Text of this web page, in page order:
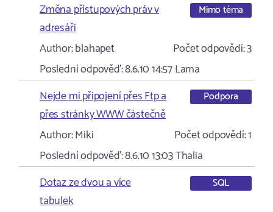
Změna přístupových práv v
adresáři
Mimo téma
Author:blahapet Počet odpovědí:3
Poslední odpověď:8.6.10 14:57Lama
Nejde mi připojení přes Ftp a
přes stránky WWW částečně
Podpora
Author:Miki Počet odpovědí:1
Poslední odpověď:8.6.10 13:03Thalia
Dotaz ze dvou a více
tabulek
SQL